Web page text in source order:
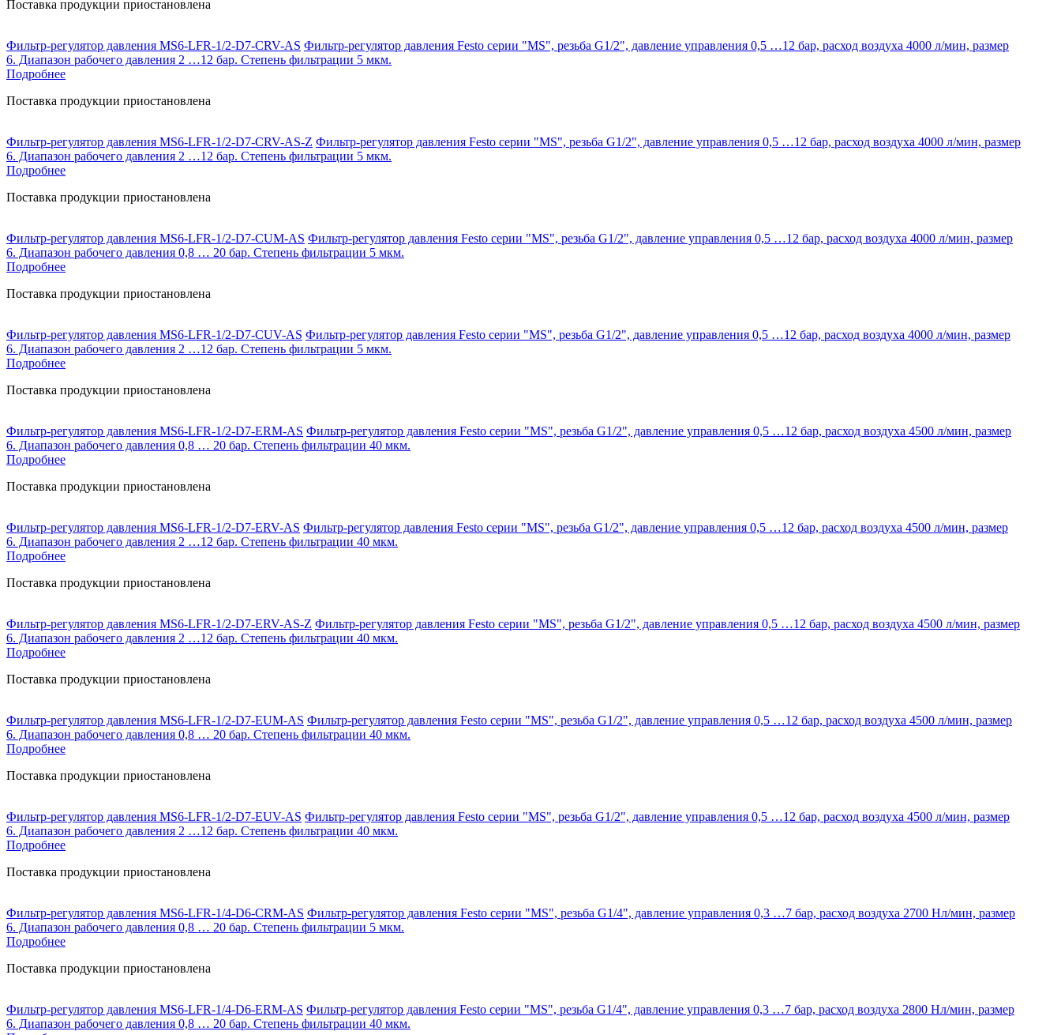
Поставка продукции приостановлена
Фильтр-регулятор давления MS6-LFR-1/2-D7-CRV-AS Фильтр-регулятор давления Festo серии "MS", резьба G1/2", давление управления 0,5 …12 бар, расход воздуха 4000 л/мин, размер
6. Диапазон рабочего давления 2 …12 бар. Степень фильтрации 5 мкм.
Подробнее
Поставка продукции приостановлена
Фильтр-регулятор давления MS6-LFR-1/2-D7-CRV-AS-Z Фильтр-регулятор давления Festo серии "MS", резьба G1/2", давление управления 0,5 …12 бар, расход воздуха 4000 л/мин, размер
6. Диапазон рабочего давления 2 …12 бар. Степень фильтрации 5 мкм.
Подробнее
Поставка продукции приостановлена
Фильтр-регулятор давления MS6-LFR-1/2-D7-CUM-AS Фильтр-регулятор давления Festo серии "MS", резьба G1/2", давление управления 0,5 …12 бар, расход воздуха 4000 л/мин, размер
6. Диапазон рабочего давления 0,8 … 20 бар. Степень фильтрации 5 мкм.
Подробнее
Поставка продукции приостановлена
Фильтр-регулятор давления MS6-LFR-1/2-D7-CUV-AS Фильтр-регулятор давления Festo серии "MS", резьба G1/2", давление управления 0,5 …12 бар, расход воздуха 4000 л/мин, размер
6. Диапазон рабочего давления 2 …12 бар. Степень фильтрации 5 мкм.
Подробнее
Поставка продукции приостановлена
Фильтр-регулятор давления MS6-LFR-1/2-D7-ERM-AS Фильтр-регулятор давления Festo серии "MS", резьба G1/2", давление управления 0,5 …12 бар, расход воздуха 4500 л/мин, размер
6. Диапазон рабочего давления 0,8 … 20 бар. Степень фильтрации 40 мкм.
Подробнее
Поставка продукции приостановлена
Фильтр-регулятор давления MS6-LFR-1/2-D7-ERV-AS Фильтр-регулятор давления Festo серии "MS", резьба G1/2", давление управления 0,5 …12 бар, расход воздуха 4500 л/мин, размер
6. Диапазон рабочего давления 2 …12 бар. Степень фильтрации 40 мкм.
Подробнее
Поставка продукции приостановлена
Фильтр-регулятор давления MS6-LFR-1/2-D7-ERV-AS-Z Фильтр-регулятор давления Festo серии "MS", резьба G1/2", давление управления 0,5 …12 бар, расход воздуха 4500 л/мин, размер
6. Диапазон рабочего давления 2 …12 бар. Степень фильтрации 40 мкм.
Подробнее
Поставка продукции приостановлена
Фильтр-регулятор давления MS6-LFR-1/2-D7-EUM-AS Фильтр-регулятор давления Festo серии "MS", резьба G1/2", давление управления 0,5 …12 бар, расход воздуха 4500 л/мин, размер
6. Диапазон рабочего давления 0,8 … 20 бар. Степень фильтрации 40 мкм.
Подробнее
Поставка продукции приостановлена
Фильтр-регулятор давления MS6-LFR-1/2-D7-EUV-AS Фильтр-регулятор давления Festo серии "MS", резьба G1/2", давление управления 0,5 …12 бар, расход воздуха 4500 л/мин, размер
6. Диапазон рабочего давления 2 …12 бар. Степень фильтрации 40 мкм.
Подробнее
Поставка продукции приостановлена
Фильтр-регулятор давления MS6-LFR-1/4-D6-CRM-AS Фильтр-регулятор давления Festo серии "MS", резьба G1/4", давление управления 0,3 …7 бар, расход воздуха 2700 Нл/мин, размер
6. Диапазон рабочего давления 0,8 … 20 бар. Степень фильтрации 5 мкм.
Подробнее
Поставка продукции приостановлена
Фильтр-регулятор давления MS6-LFR-1/4-D6-ERM-AS Фильтр-регулятор давления Festo серии "MS", резьба G1/4", давление управления 0,3 …7 бар, расход воздуха 2800 Нл/мин, размер
6. Диапазон рабочего давления 0,8 … 20 бар. Степень фильтрации 40 мкм.